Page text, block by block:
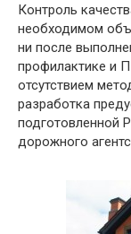
Контроль
необходимом
ни после
профилактике и
отсутствием
разработка
подготовленной
дорожного